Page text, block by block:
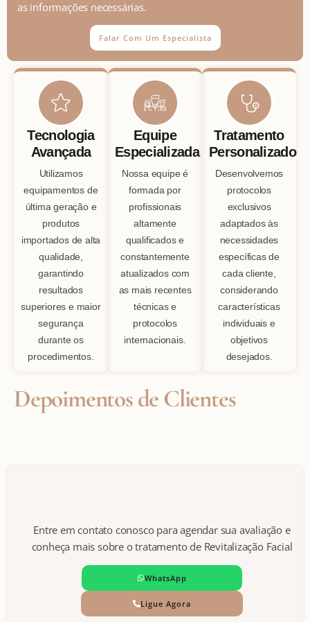
as informações necessárias.
Falar Com Um Especialista
Tecnologia
Avançada
Utilizamos
equipamentos de
última geração e
produtos
importados de alta
qualidade,
garantindo
resultados
superiores e maior
segurança
durante os
procedimentos.
Equipe
Especializada
Nossa equipe é
formada por
profissionais
altamente
qualificados e
constantemente
atualizados com
as mais recentes
técnicas e
protocolos
internacionais.
Tratamento
Personalizado
Desenvolvemos
protocolos
exclusivos
adaptados às
necessidades
específicas de
cada cliente,
considerando
características
individuais e
objetivos
desejados.
Depoimentos de Clientes
Entre em contato conosco para agendar sua avaliação e
conheça mais sobre o tratamento de Revitalização Facial
WhatsApp
Ligue Agora